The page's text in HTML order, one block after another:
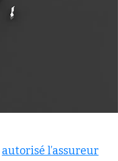
autorisé l’assureur